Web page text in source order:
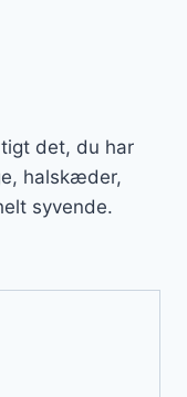
det, du har
halskæder,
syvende.